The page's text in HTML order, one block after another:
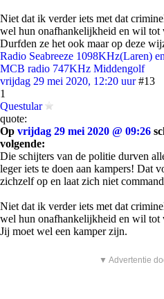
Niet dat ik verder iets met dat
wel hun onafhankelijkheid en wil tot
Durfden ze het ook maar op deze
Radio Seabreeze 1098KHz(Laren)
MCB radio 747KHz Middengolf
vrijdag 29 mei 2020, 12:20 uur #13
1
Questular
quote:
Op vrijdag 29 mei 2020 @ 09:26
volgende:
Die schijters van de politie durven
leger iets te doen aan kampers! Dat
zichzelf op en laat zich niet
Niet dat ik verder iets met dat
wel hun onafhankelijkheid en wil tot
Jij moet wel een kamper zijn.
▼ Advertentie